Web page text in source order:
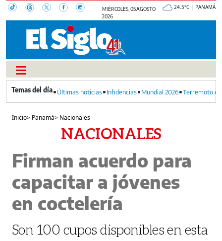
MIÉRCOLES, 05 AGOSTO
2026
24.5°C | PANAMÁ
Últimas noticias Infidencias Mundial 2026 Terremoto
Inicio> Panamá> Nacionales
NACIONALES
Firman acuerdo para
capacitar a jóvenes
en coctelería
Son 100 cupos disponibles en esta